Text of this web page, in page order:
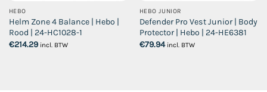
HEBO
Helm Zone 4 Balance | Hebo |
Rood | 24-HC1028-1
€214.29 incl. BTW
HEBO JUNIOR
Defender Pro Vest Junior | Body
Protector | Hebo | 24-HE6381
€79.94 incl. BTW